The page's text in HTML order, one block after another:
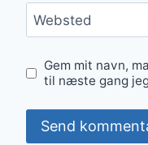
Websted
Gem mit navn,
til næste gang